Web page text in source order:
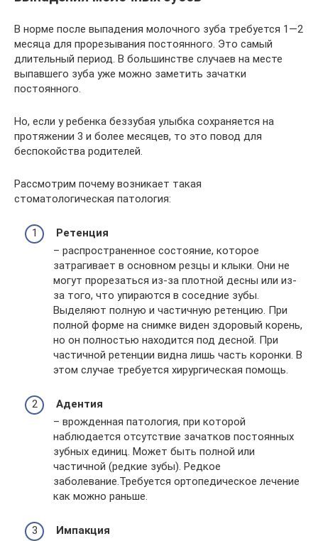
В норме после выпадения молочного зуба требуется 1—2
месяца для прорезывания постоянного. Это самый
длительный период. В большинстве случаев на месте
выпавшего зуба уже можно заметить зачатки
постоянного.
Но, если у ребенка беззубая улыбка сохраняется на
протяжении 3 и более месяцев, то это повод для
беспокойства родителей.
Рассмотрим почему возникает такая
стоматологическая патология:
Ретенция
– распространенное состояние, которое
затрагивает в основном резцы и клыки. Они не
могут прорезаться из-за плотной десны или из-
за того, что упираются в соседние зубы.
Выделяют полную и частичную ретенцию. При
полной форме на снимке виден здоровый корень,
но он полностью находится под десной. При
частичной ретенции видна лишь часть коронки. В
этом случае требуется хирургическая помощь.
Адентия
– врожденная патология, при которой
наблюдается отсутствие зачатков постоянных
зубных единиц. Может быть полной или
частичной (редкие зубы). Редкое
заболевание.Требуется ортопедическое лечение
как можно раньше.
Импакция